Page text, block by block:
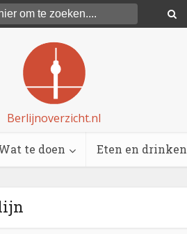
Berlijnoverzicht.nl
te doen Eten en drinken